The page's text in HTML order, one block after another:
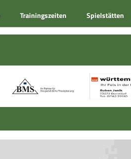
Trainingszeiten Spielstätten